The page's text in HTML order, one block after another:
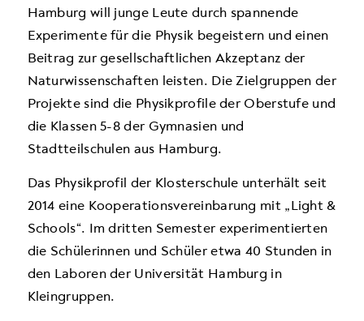
Hamburg will junge Leute durch spannende
Experimente für die Physik begeistern und einen
Beitrag zur gesellschaftlichen Akzeptanz der
Naturwissenschaften leisten. Die Zielgruppen der
Projekte sind die Physikprofile der Oberstufe und
die Klassen 5-8 der Gymnasien und
Stadtteilschulen aus Hamburg.
Das Physikprofil der Klosterschule unterhält seit
2014 eine Kooperationsvereinbarung mit „Light &
Schools“. Im dritten Semester experimentierten
die Schülerinnen und Schüler etwa 40 Stunden in
den Laboren der Universität Hamburg in
Kleingruppen.